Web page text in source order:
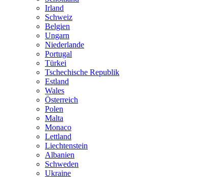
Irland
Schweiz
Belgien
Ungarn
Niederlande
Portugal
Türkei
Tschechische Republik
Estland
Wales
Österreich
Polen
Malta
Monaco
Lettland
Liechtenstein
Albanien
Schweden
Ukraine